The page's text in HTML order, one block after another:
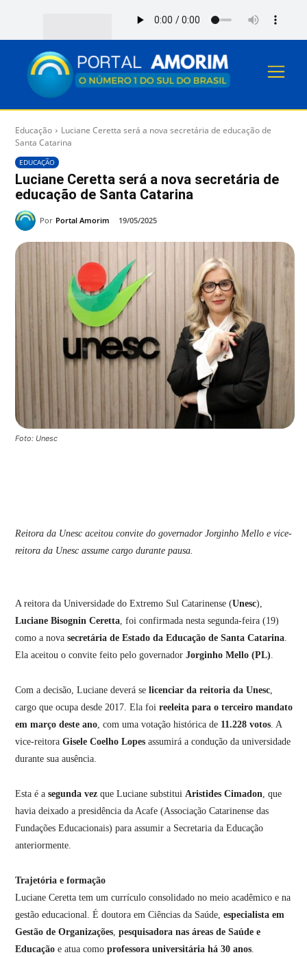
Educação
Luciane Ceretta será a nova secretária de educação de
Santa Catarina
EDUCAÇÃO
Luciane Ceretta será a nova secretária de
educação de Santa Catarina
Por Portal Amorim 19/05/2025
Foto: Unesc
Reitora da Unesc aceitou convite do governador Jorginho Mello e vice-
reitora da Unesc assume cargo durante pausa.
A reitora da Universidade do Extremo Sul Catarinense (Unesc),
Luciane Bisognin Ceretta, foi confirmada nesta segunda-feira (19)
como a nova secretária de Estado da Educação de Santa Catarina.
Ela aceitou o convite feito pelo governador Jorginho Mello (PL).
Com a decisão, Luciane deverá se licenciar da reitoria da Unesc,
cargo que ocupa desde 2017. Ela foi reeleita para o terceiro mandato
em março deste ano, com uma votação histórica de 11.228 votos. A
vice-reitora Gisele Coelho Lopes assumirá a condução da universidade
durante sua ausência.
Esta é a segunda vez que Luciane substitui Aristides Cimadon, que
havia deixado a presidência da Acafe (Associação Catarinense das
Fundações Educacionais) para assumir a Secretaria da Educação
anteriormente.
Trajetória e formação
Luciane Ceretta tem um currículo consolidado no meio acadêmico e na
gestão educacional. É doutora em Ciências da Saúde, especialista em
Gestão de Organizações, pesquisadora nas áreas de Saúde e
Educação e atua como professora universitária há 30 anos.